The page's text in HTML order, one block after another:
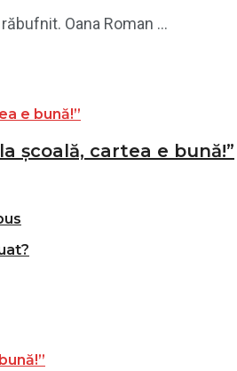
Oana Roman ...
școală, cartea e bună!”